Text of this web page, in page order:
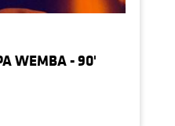
WEMBA - 90'